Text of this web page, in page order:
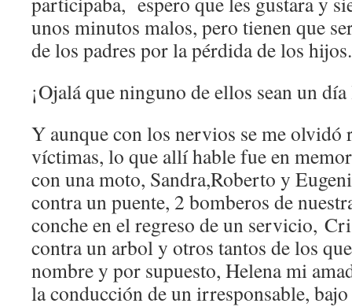
unos minutos malos, pero tienen que
de los padres por la pérdida de los hijos.
¡Ojalá que ninguno de ellos sean un
Y aunque con los nervios se me olvidó
víctimas, lo que allí hable fue en
con una moto, Sandra,Roberto y
contra un puente, 2 bomberos de
conche en el regreso de un servicio,
contra un arbol y otros tantos de los
nombre y por supuesto, Helena mi
la conducción de un irresponsable,